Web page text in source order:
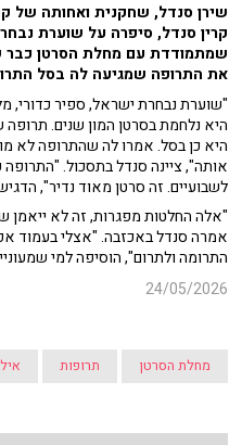
שירן סנדל, שחקנית ואחותה של
קרין סנדל, סיפרה על שוערת
שמתמודדת עם מחלת הסרטן כבר
את התרופה שמגיעה לה בסל
"שוערת נבחרת ישראל, ספיר
היא נלחמת בסרטן המון שנים.
היא כן בסל. אמרו לה שהתרופה לא
לשבועיים. זה סרטן מאוד נדיר",
"אלה החלטות מפגרות, זה לא
אמרה סנדל באכזבה. "אצלי בעמוד
התרומה ולתרום", הוסיפה למי
24/05/2026
מחלת הסרטן תרופות